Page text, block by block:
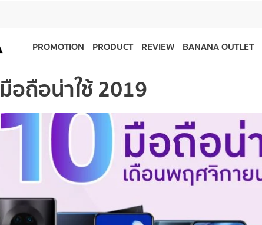
PROMOTION PRODUCT REVIEW BANANA OUTLET
มือถือน่าใช้ 2019